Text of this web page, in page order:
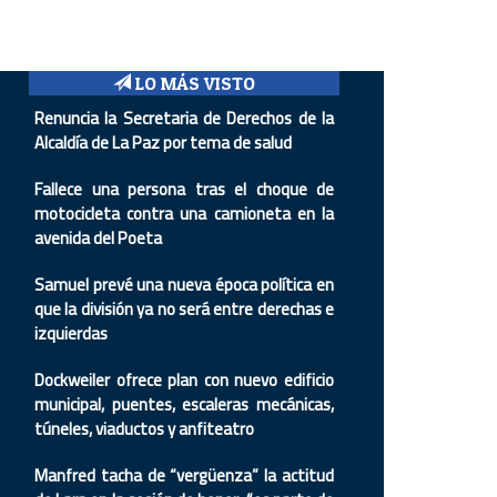
LO MÁS VISTO
Renuncia la Secretaria de Derechos de la
Alcaldía de La Paz por tema de salud
Fallece una persona tras el choque de
motocicleta contra una camioneta en la
avenida del Poeta
Samuel prevé una nueva época política en
que la división ya no será entre derechas e
izquierdas
Dockweiler ofrece plan con nuevo edificio
municipal, puentes, escaleras mecánicas,
túneles, viaductos y anfiteatro
Manfred tacha de “vergüenza” la actitud